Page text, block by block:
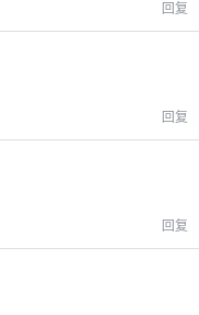
回复
回复
回复